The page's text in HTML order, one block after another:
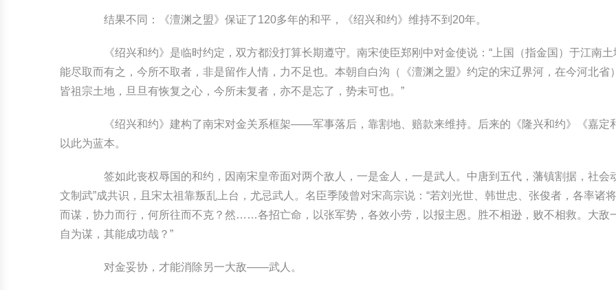
结果不同：《澶渊之盟》保证了120多年的和平，《绍兴和约》维持不到20年。
《绍兴和约》是临时约定，双方都没打算长期遵守。南宋使臣郑刚中对金使说：“上国（指金国）于江南土
能尽取而有之，今所不取者，非是留作人情，力不足也。本朝自白沟（《澶渊之盟》约定的宋辽界河，在今河北省
皆祖宗土地，旦旦有恢复之心，今所未复者，亦不是忘了，势未可也。”
《绍兴和约》建构了南宋对金关系框架——军事落后，靠割地、赔款来维持。后来的《隆兴和约》《嘉定
以此为蓝本。
签如此丧权辱国的和约，因南宋皇帝面对两个敌人，一是金人，一是武人。中唐到五代，藩镇割据，社会
文制武”成共识，且宋太祖靠叛乱上台，尤忌武人。名臣季陵曾对宋高宗说：“若刘光世、韩世忠、张俊者，各率诸
而谋，协力而行，何所往而不克？然……各招亡命，以张军势，各效小劳，以报主恩。胜不相逊，败不相救。大敌
自为谋，其能成功哉？”
对金妥协，才能消除另一大敌——武人。